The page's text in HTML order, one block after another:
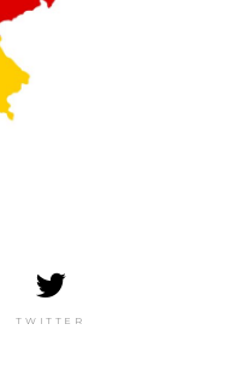
TWITTER